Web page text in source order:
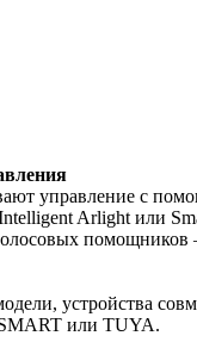
управление с
Arlight или
устройства
или TUYA.